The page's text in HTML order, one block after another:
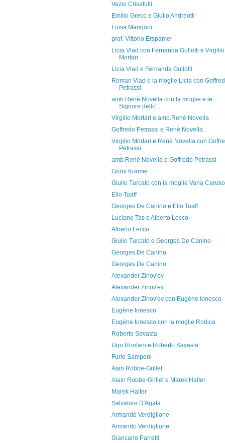
Vezio Crisafulli
Emilio Greco e Giulio Andreotti
Luisa Mangoni
prof. Vittorio Erspamer
Licia Vlad con Fernanda Gullotti e Virgilio
Mortari
Licia Vlad e Fernanda Gullotti
Roman Vlad e la moglie Licia con
Petrassi
amb.Renè Novella con la moglie e le
Signore dello ...
Virgilio Mortari e amb.Renè Novella
Goffredo Petrassi e Renè Novella
Virgilio Mortari e Renè Novella con
Petrassi
amb.Renè Novella e Goffredo Petrassi
Gorni Kramer
Giulio Turcato con la moglie Vana Caruso
Elio Toaff
Georges De Canino e Elio Toaff
Luciano Tas e Alberto Lecco
Alberto Lecco
Giulio Turcato e Georges De Canino
Georges De Canino
Georges De Canino
Alexander Zinov'ev
Alexander Zinov'ev
Alexander Zinov'ev con Eugène Ionesco
Eugène Ionesco
Eugène Ionesco con la moglie Rodica
Roberto Savasta
Ugo Ronfani e Roberto Savasta
Furio Samponi
Aain Robbe-Grillet
Alain Robbe-Grillet e Marek Halter
Marek Halter
Salvatore D'Agata
Armando Verdiglione
Armando Verdiglione
Giancarlo Parretti